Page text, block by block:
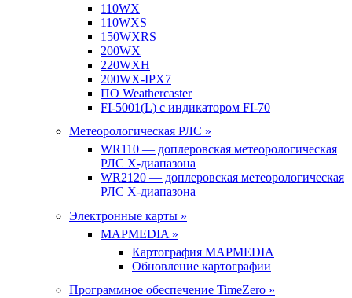
110WX
110WXS
150WXRS
200WX
220WXH
200WX-IPX7
ПО Weathercaster
FI-5001(L) с индикатором FI-70
Метеорологическая РЛС »
WR110 — доплеровская метеорологическая
РЛС X-диапазона
WR2120 — доплеровская метеорологическая
РЛС X-диапазона
Электронные карты »
MAPMEDIA »
Картография MAPMEDIA
Обновление картографии
Программное обеспечение TimeZero »